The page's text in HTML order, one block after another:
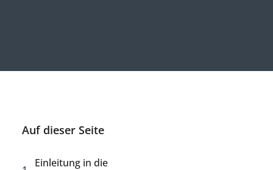
Auf dieser Seite
Einleitung in die